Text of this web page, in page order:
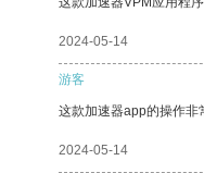
2024-05-14
游客
这款加速器app的操作非
2024-05-14